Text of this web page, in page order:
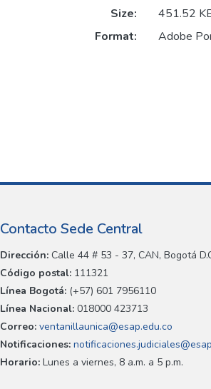
Size:
451.52
Format:
Adobe
Contacto Sede Central
Dirección: Calle 44 # 53 - 37, CAN, Bogotá
Código postal: 111321
Línea Bogotá: (+57) 601 7956110
Línea Nacional: 018000 423713
Correo: ventanillaunica@esap.edu.co
Notificaciones:
Horario: Lunes a viernes, 8 a.m. a 5 p.m.